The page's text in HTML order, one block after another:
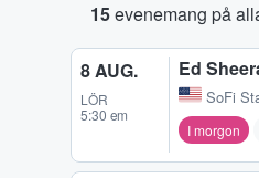
15evenemang på
8 AUG.
LÖR
5:30 em
Ed
SoFi
I morgon